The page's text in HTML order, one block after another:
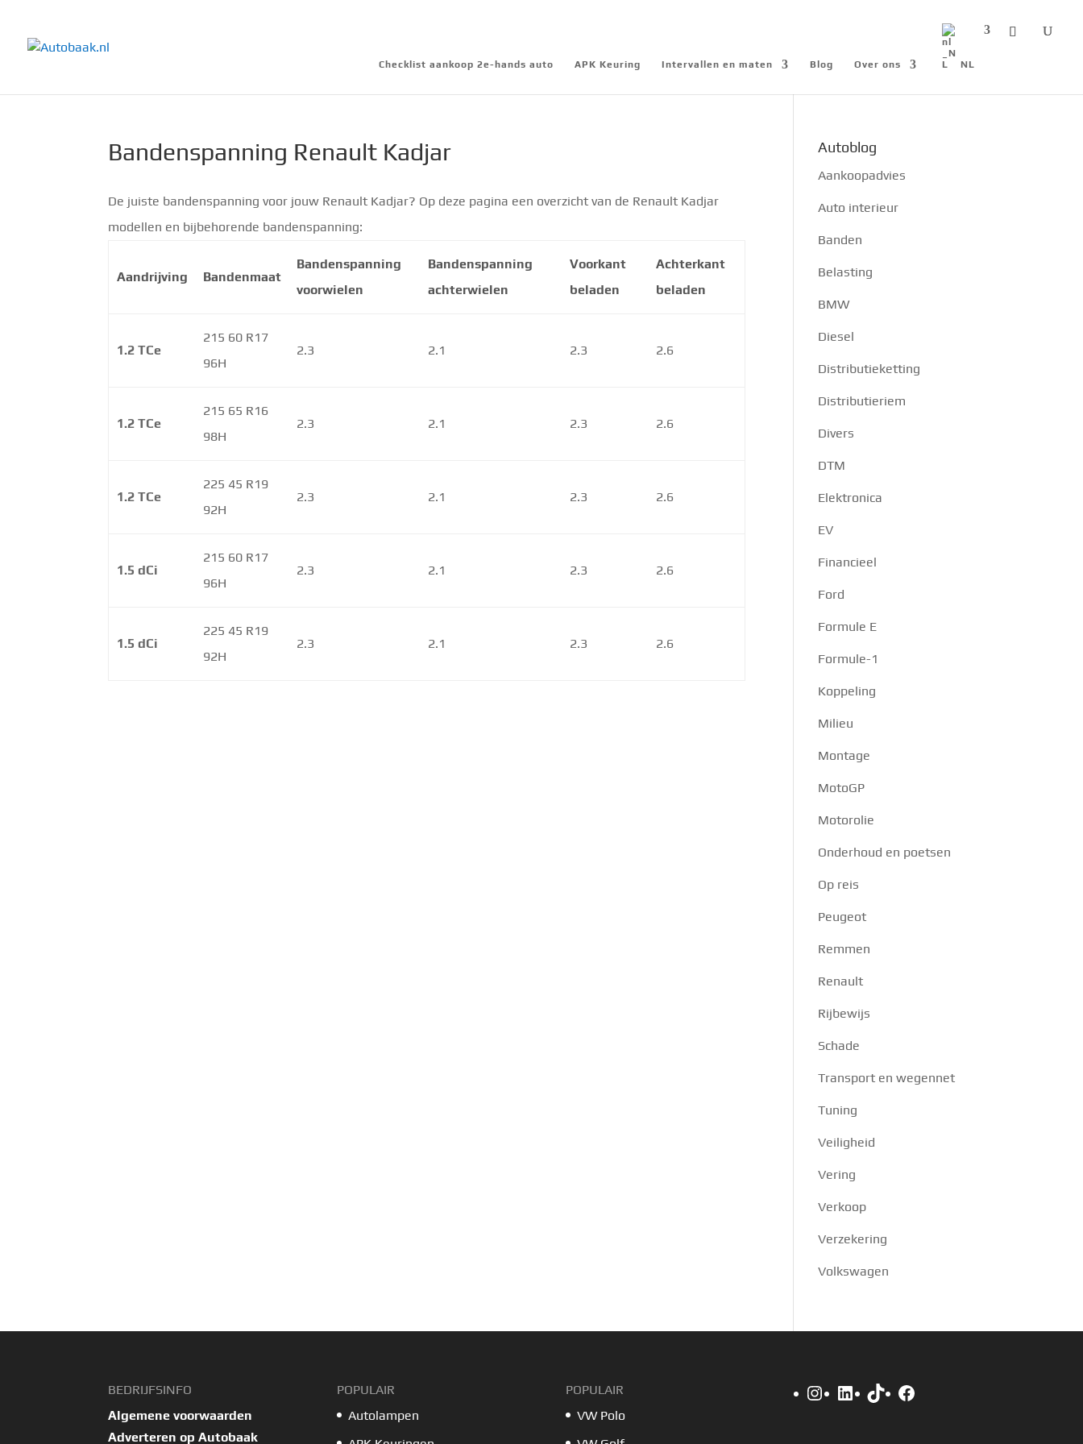
Checklist aankoop 2e-hands auto APK Keuring Intervallen en maten Blog Over ons NL
Bandenspanning Renault Kadjar
De juiste bandenspanning voor jouw Renault Kadjar? Op deze pagina een overzicht van de Renault Kadjar
modellen en bijbehorende bandenspanning:
Aandrijving Bandenmaat
Bandenspanning
voorwielen
Bandenspanning
achterwielen
Voorkant
beladen
Achterkant
beladen
1.2 TCe
215 60 R17
96H
2.3 2.1 2.3 2.6
1.2 TCe
215 65 R16
98H
2.3 2.1 2.3 2.6
1.2 TCe
225 45 R19
92H
2.3 2.1 2.3 2.6
1.5 dCi
215 60 R17
96H
2.3 2.1 2.3 2.6
1.5 dCi
225 45 R19
92H
2.3 2.1 2.3 2.6
Autoblog
Aankoopadvies
Auto interieur
Banden
Belasting
BMW
Diesel
Distributieketting
Distributieriem
Divers
DTM
Elektronica
EV
Financieel
Ford
Formule E
Formule-1
Koppeling
Milieu
Montage
MotoGP
Motorolie
Onderhoud en poetsen
Op reis
Peugeot
Remmen
Renault
Rijbewijs
Schade
Transport en wegennet
Tuning
Veiligheid
Vering
Verkoop
Verzekering
Volkswagen
BEDRIJFSINFO
Algemene voorwaarden
Adverteren op Autobaak
POPULAIR
Autolampen
POPULAIR
VW Polo
Instagram
LinkedIn
TikTokFacebook